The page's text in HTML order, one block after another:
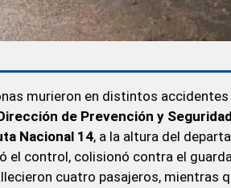
murieron en distintos
de Prevención y
Nacional 14, a la altura del
el control, colisionó contra el
cuatro pasajeros, mientras